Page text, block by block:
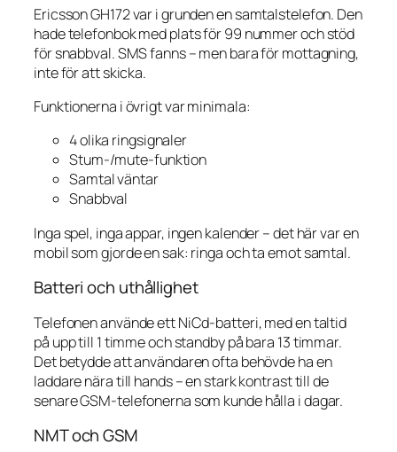
Ericsson GH172 var i grunden en samtalstelefon. Den
hade telefonbok med plats för 99 nummer och stöd
för snabbval. SMS fanns – men bara för mottagning,
inte för att skicka.
Funktionerna i övrigt var minimala:
4 olika ringsignaler
Stum-/mute-funktion
Samtal väntar
Snabbval
Inga spel, inga appar, ingen kalender – det här var en
mobil som gjorde en sak: ringa och ta emot samtal.
Batteri och uthållighet
Telefonen använde ett NiCd-batteri, med en taltid
på upp till 1 timme och standby på bara 13 timmar.
Det betydde att användaren ofta behövde ha en
laddare nära till hands – en stark kontrast till de
senare GSM-telefonerna som kunde hålla i dagar.
NMT och GSM